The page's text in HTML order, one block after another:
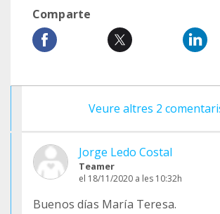
Comparte
Veure altres 2
Jorge Ledo Costal
Teamer
el 18/11/2020 a les 10:32h
Buenos días María Teresa.